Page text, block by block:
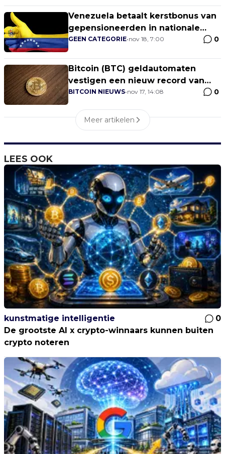
Venezuela betaalt kerstbonus van
gepensioneerden in nationale
cryptocurrency Petro
GEEN CATEGORIE•nov 18, 7:00 0
Bitcoin (BTC) geldautomaten
vestigen een nieuw record van
meer dan 6000
BITCOIN NIEUWS•nov 17, 14:08 0
Meer artikelen
LEES OOK
kunstmatige intelligentie
0
De grootste AI x crypto-winnaars kunnen buiten
crypto noteren